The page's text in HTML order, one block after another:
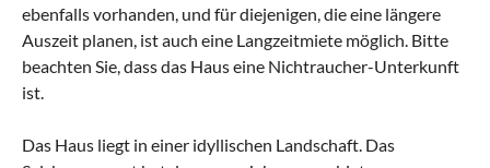
ebenfalls vorhanden, und für diejenigen, die eine längere
Auszeit planen, ist auch eine Langzeitmiete möglich. Bitte
beachten Sie, dass das Haus eine Nichtraucher-Unterkunft
ist.
Das Haus liegt in einer idyllischen Landschaft. Das